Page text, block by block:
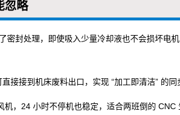
忽略
密封处理，即使吸入少量冷却液也不会损坏电
接接到机床废料出口，实现 “加工即清洁” 的同
，24 小时不停机也稳定，适合两班倒的 CNC